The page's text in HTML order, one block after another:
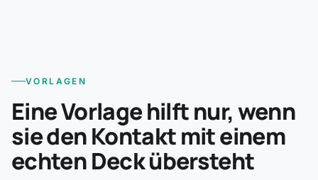
VORLAGEN
Eine Vorlage hilft nur, wenn
sie den Kontakt mit einem
echten Deck übersteht